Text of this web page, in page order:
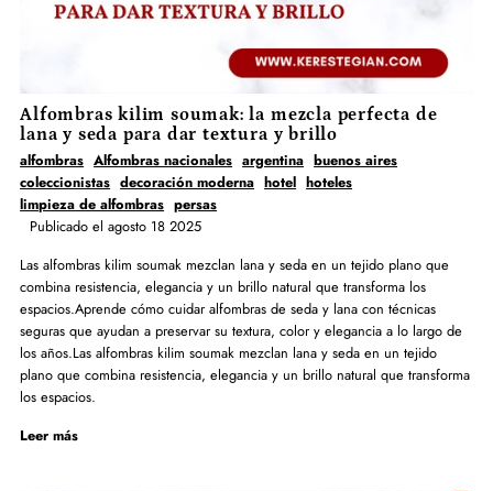
Alfombras kilim soumak: la mezcla perfecta de
lana y seda para dar textura y brillo
alfombras Alfombras nacionales argentina buenos aires
coleccionistas decoración moderna hotel hoteles
limpieza de alfombras persas
Publicado el agosto 18 2025
Las alfombras kilim soumak mezclan lana y seda en un tejido plano que
combina resistencia, elegancia y un brillo natural que transforma los
espacios.Aprende cómo cuidar alfombras de seda y lana con técnicas
seguras que ayudan a preservar su textura, color y elegancia a lo largo de
los años.Las alfombras kilim soumak mezclan lana y seda en un tejido
plano que combina resistencia, elegancia y un brillo natural que transforma
los espacios.
Leer más